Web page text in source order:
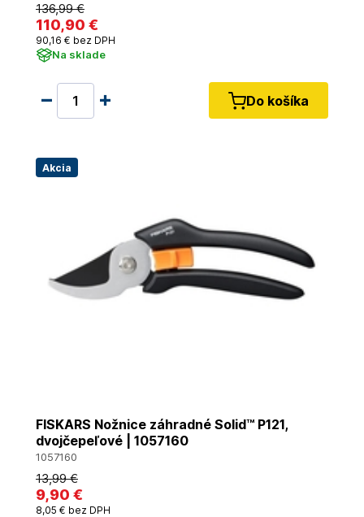
136,99 €
110,90 €
90,16 € bez DPH
Na sklade
Do košíka
Akcia
FISKARS Nožnice záhradné Solid™ P121,
dvojčepeľové | 1057160
1057160
13,99 €
9,90 €
8,05 € bez DPH